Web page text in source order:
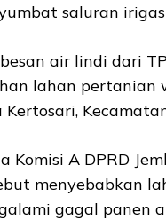
saluran
air lindi dari
lahan pertanian
Kertosari,
Komisi A DPRD
menyebabkan
gagal panen